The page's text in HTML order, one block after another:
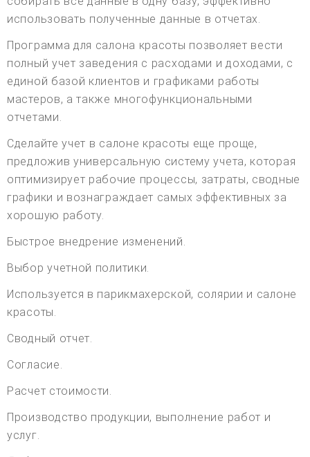
использовать полученные данные в отчетах.
Программа для салона красоты позволяет вести
полный учет заведения с расходами и доходами, с
единой базой клиентов и графиками работы
мастеров, а также многофункциональными
отчетами.
Сделайте учет в салоне красоты еще проще,
предложив универсальную систему учета, которая
оптимизирует рабочие процессы, затраты, сводные
графики и вознаграждает самых эффективных за
хорошую работу.
Быстрое внедрение изменений.
Выбор учетной политики.
Используется в парикмахерской, солярии и салоне
красоты.
Сводный отчет.
Согласие.
Расчет стоимости.
Производство продукции, выполнение работ и
услуг.